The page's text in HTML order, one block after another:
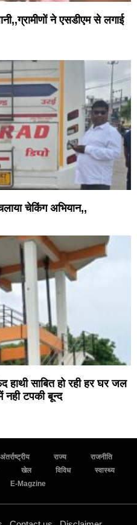
ने एसडीएम से लगाई
चेकिंग अभियान,,
साबित हो रही हर घर जल
नही टपकी बून्द
अंतर्राष्ट्रीय राज्य
राजनीति
खेल विविध
स्वास्थ्य
E-Magzine